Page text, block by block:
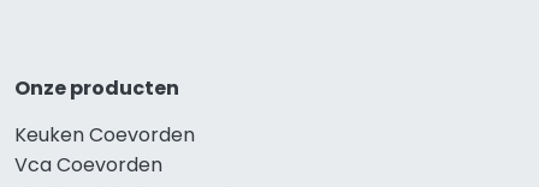
Onze producten
Keuken Coevorden
Vca Coevorden